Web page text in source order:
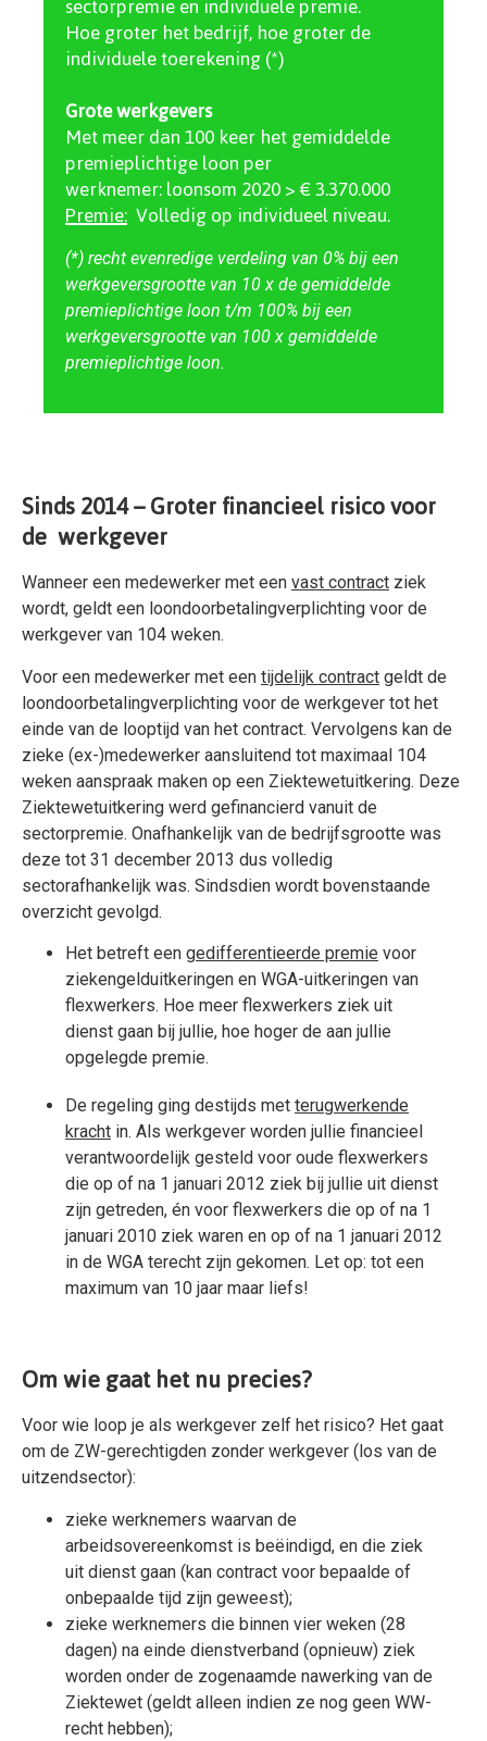
Hoe groter het bedrijf, hoe groter de
individuele toerekening (*)
Grote werkgevers
Met meer dan 100 keer het gemiddelde
premieplichtige loon per
werknemer: loonsom 2020 > € 3.370.000
Premie: Volledig op individueel niveau.
(*) recht evenredige verdeling van 0% bij een
werkgeversgrootte van 10 x de gemiddelde
premieplichtige loon t/m 100% bij een
werkgeversgrootte van 100 x gemiddelde
premieplichtige loon.
Sinds 2014 – Groter financieel risico voor
de werkgever
Wanneer een medewerker met een vast contract ziek
wordt, geldt een loondoorbetalingverplichting voor de
werkgever van 104 weken.
Voor een medewerker met een tijdelijk contract geldt de
loondoorbetalingverplichting voor de werkgever tot het
einde van de looptijd van het contract. Vervolgens kan de
zieke (ex-)medewerker aansluitend tot maximaal 104
weken aanspraak maken op een Ziektewetuitkering. Deze
Ziektewetuitkering werd gefinancierd vanuit de
sectorpremie. Onafhankelijk van de bedrijfsgrootte was
deze tot 31 december 2013 dus volledig
sectorafhankelijk was. Sindsdien wordt bovenstaande
overzicht gevolgd.
Het betreft een gedifferentieerde premie voor
ziekengelduitkeringen en WGA-uitkeringen van
flexwerkers. Hoe meer flexwerkers ziek uit
dienst gaan bij jullie, hoe hoger de aan jullie
opgelegde premie.
De regeling ging destijds met terugwerkende
kracht in. Als werkgever worden jullie financieel
verantwoordelijk gesteld voor oude flexwerkers
die op of na 1 januari 2012 ziek bij jullie uit dienst
zijn getreden, én voor flexwerkers die op of na 1
januari 2010 ziek waren en op of na 1 januari 2012
in de WGA terecht zijn gekomen. Let op: tot een
maximum van 10 jaar maar liefs!
Om wie gaat het nu precies?
Voor wie loop je als werkgever zelf het risico? Het gaat
om de ZW-gerechtigden zonder werkgever (los van de
uitzendsector):
zieke werknemers waarvan de
arbeidsovereenkomst is beëindigd, en die ziek
uit dienst gaan (kan contract voor bepaalde of
onbepaalde tijd zijn geweest);
zieke werknemers die binnen vier weken (28
dagen) na einde dienstverband (opnieuw) ziek
worden onder de zogenaamde nawerking van de
Ziektewet (geldt alleen indien ze nog geen WW-
recht hebben);